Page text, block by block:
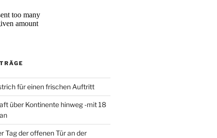
für einen frischen Auftritt
über Kontinente hinweg -mit 18
Tag der offenen Tür an der